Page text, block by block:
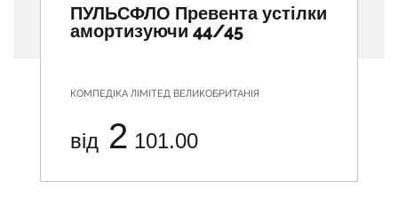
ПУЛЬСФЛО Превента устілки
амортизуючи 44/45
КОМПЕДІКА ЛІМІТЕД ВЕЛИКОБРИТАНІЯ
від 2 101.00